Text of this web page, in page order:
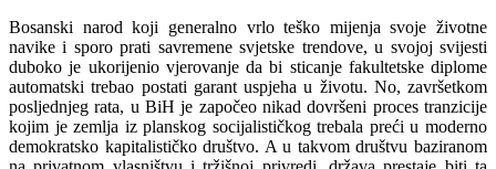
Bosanski narod koji generalno vrlo teško mijenja svoje životne
navike i sporo prati savremene svjetske trendove, u svojoj svijesti
duboko je ukorijenio vjerovanje da bi sticanje fakultetske diplome
automatski trebao postati garant uspjeha u životu. No, završetkom
posljednjeg rata, u BiH je započeo nikad dovršeni proces tranzicije
kojim je zemlja iz planskog socijalističkog trebala preći u moderno
demokratsko kapitalističko društvo. A u takvom društvu baziranom